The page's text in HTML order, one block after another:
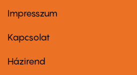
Footer
first
Impresszum
Kapcsolat
Footer
Házirend